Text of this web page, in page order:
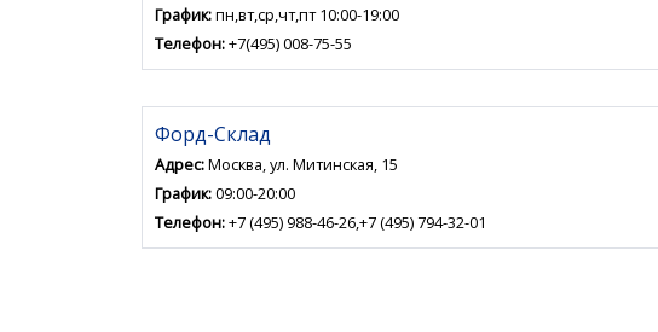
График:пн,вт,ср,чт,пт 10:00-19:00
Телефон:+7(495) 008-75-55
Форд-Склад
Адрес:Москва, ул. Митинская, 15
График:09:00-20:00
Телефон:+7 (495) 988-46-26,+7 (495) 794-32-01